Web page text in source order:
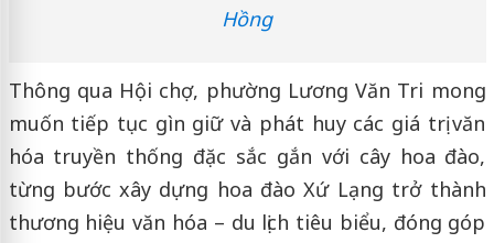
Hồng
Thông qua Hội chợ, phường Lương Văn Tri mong
muốn tiếp tục gìn giữ và phát huy các giá trị văn
hóa truyền thống đặc sắc gắn với cây hoa đào,
từng bước xây dựng hoa đào Xứ Lạng trở thành
thương hiệu văn hóa – du lịch tiêu biểu, đóng góp